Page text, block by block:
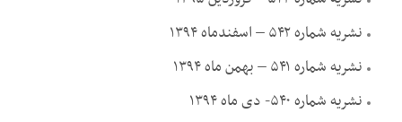
نشریه شماره ۵۴۲ – اسفندماه ۱۳۹۴
نشریه شماره ۵۴۱ – بهمن ماه ۱۳۹۴
نشریه شماره ۵۴۰- دی ماه ۱۳۹۴